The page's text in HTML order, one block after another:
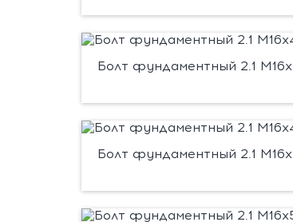
Болт фундаментный 2.1
Болт фундаментный 2.1